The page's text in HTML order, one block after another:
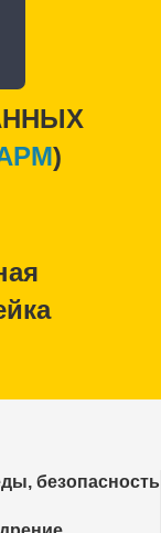
)
безопасность